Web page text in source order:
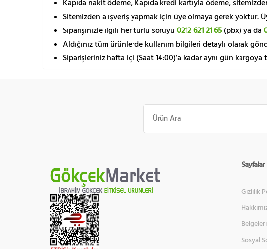
Kapıda nakit ödeme, Kapıda kredi kartıyla ödeme,
Sitemizden alışveriş yapmak için üye olmaya gerek yoktur.
Siparişinizle ilgili her türlü soruyu 0212 621 21 65 (pbx) ya da
Aldığınız tüm ürünlerde kullanım bilgileri detaylı olarak
Siparişleriniz hafta içi (Saat 14:00)’a kadar aynı gün
Ara:
Sayfalar
Gizlilik
Sosyal